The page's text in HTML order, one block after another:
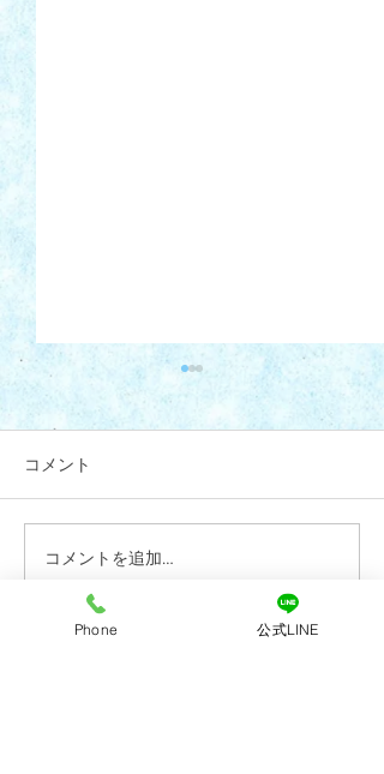
7月28日(火)午後診療 代
診のお知らせ
コメント
コメントを追加…
Phone 公式LINE